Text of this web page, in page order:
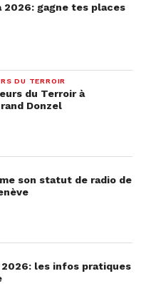
2026: gagne tes places
DU TERROIR
du Terroir à
Donzel
son statut de radio de
2026: les infos pratiques